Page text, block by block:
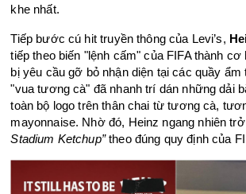
khe nhất.
Tiếp bước cú hit truyền thông của Levi’s,
tiếp theo biến "lệnh cấm" của FIFA thành
bị yêu cầu gỡ bỏ nhận diện tại các quầy ẩm
"vua tương cà" đã nhanh trí dán những dải
toàn bộ logo trên thân chai từ tương cà,
mayonnaise. Nhờ đó, Heinz ngang nhiên
Stadium Ketchup” theo đúng quy định của